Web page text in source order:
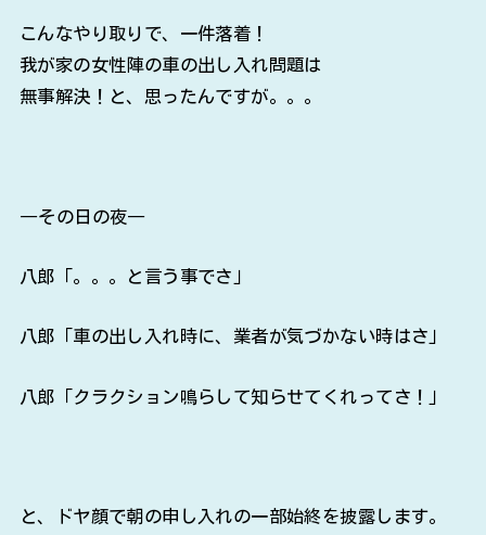
こんなやり取りで、一件落着！
我が家の女性陣の車の出し入れ問題は
無事解決！と、思ったんですが。。。
―その日の夜―
八郎「。。。と言う事でさ」
八郎「車の出し入れ時に、業者が気づかない時はさ」
八郎「クラクション鳴らして知らせてくれってさ！」
と、ドヤ顔で朝の申し入れの一部始終を披露します。